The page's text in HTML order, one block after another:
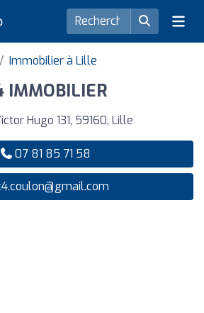
Immobilier à Lille
IMMOBILIER
Hugo 131, 59160, Lille
07 81 85 71 58